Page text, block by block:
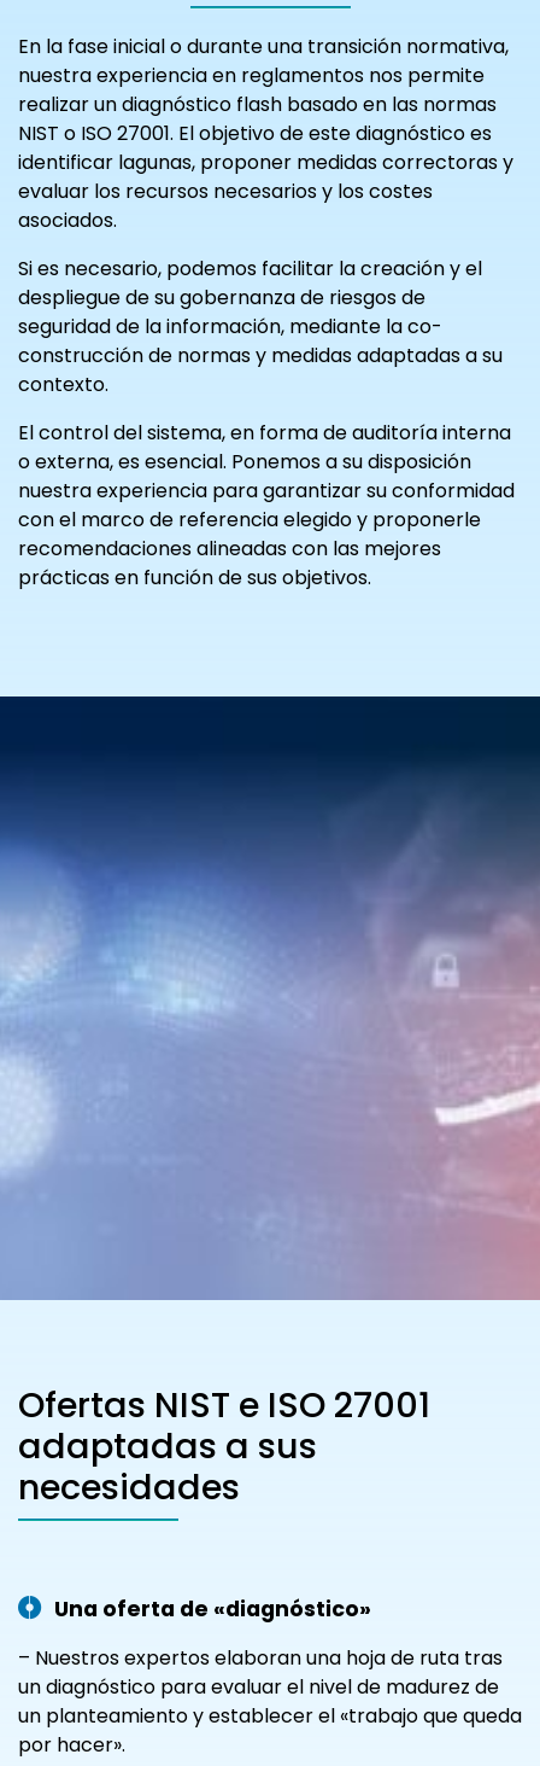
En la fase inicial o durante una transición normativa,
nuestra experiencia en reglamentos nos permite
realizar un diagnóstico flash basado en las normas
NIST o ISO 27001. El objetivo de este diagnóstico es
identificar lagunas, proponer medidas correctoras y
evaluar los recursos necesarios y los costes
asociados.
Si es necesario, podemos facilitar la creación y el
despliegue de su gobernanza de riesgos de
seguridad de la información, mediante la co-
construcción de normas y medidas adaptadas a su
contexto.
El control del sistema, en forma de auditoría interna
o externa, es esencial. Ponemos a su disposición
nuestra experiencia para garantizar su conformidad
con el marco de referencia elegido y proponerle
recomendaciones alineadas con las mejores
prácticas en función de sus objetivos.
Ofertas NIST e ISO 27001
adaptadas a sus
necesidades
Una oferta de «diagnóstico»
– Nuestros expertos elaboran una hoja de ruta tras
un diagnóstico para evaluar el nivel de madurez de
un planteamiento y establecer el «trabajo que queda
por hacer».